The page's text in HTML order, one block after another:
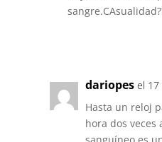
dariopes el 17
Hasta un reloj
hora dos veces
sanguíneo es